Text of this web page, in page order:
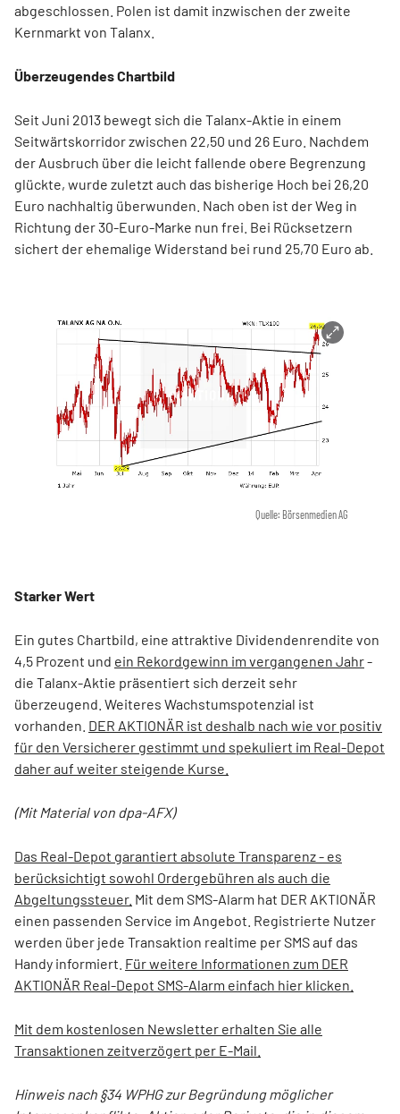
abgeschlossen. Polen ist damit inzwischen der zweite
Kernmarkt von Talanx.
Überzeugendes Chartbild
Seit Juni 2013 bewegt sich die Talanx-Aktie in einem
Seitwärtskorridor zwischen 22,50 und 26 Euro. Nachdem
der Ausbruch über die leicht fallende obere Begrenzung
glückte, wurde zuletzt auch das bisherige Hoch bei 26,20
Euro nachhaltig überwunden. Nach oben ist der Weg in
Richtung der 30-Euro-Marke nun frei. Bei Rücksetzern
sichert der ehemalige Widerstand bei rund 25,70 Euro ab.
Quelle: Börsenmedien AG
Starker Wert
Ein gutes Chartbild, eine attraktive Dividendenrendite von
4,5 Prozent und ein Rekordgewinn im vergangenen Jahr-
die Talanx-Aktie präsentiert sich derzeit sehr
überzeugend. Weiteres Wachstumspotenzial ist
vorhanden. DER AKTIONÄR ist deshalb nach wie vor positiv
für den Versicherer gestimmt und spekuliert im Real-Depot
daher auf weiter steigende Kurse.
(Mit Material von dpa-AFX)
Das Real-Depot garantiert absolute Transparenz - es
berücksichtigt sowohl Ordergebühren als auch die
Abgeltungssteuer. Mit dem SMS-Alarm hat DER AKTIONÄR
einen passenden Service im Angebot. Registrierte Nutzer
werden über jede Transaktion realtime per SMS auf das
Handy informiert. Für weitere Informationen zum DER
AKTIONÄR Real-Depot SMS-Alarm einfach hier klicken.
Mit dem kostenlosen Newsletter erhalten Sie alle
Transaktionen zeitverzögert per E-Mail.
Hinweis nach §34 WPHG zur Begründung möglicher